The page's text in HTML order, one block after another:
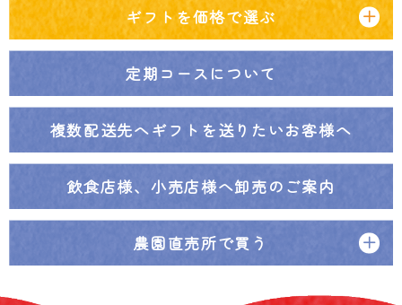
ギフトを価格で選ぶ
定期コースについて
複数配送先へギフトを送りたいお客様へ
飲食店様、小売店様へ卸売のご案内
農園直売所で買う